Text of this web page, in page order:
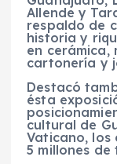
Allende y
respaldo de
historia y
en
cartonería y
Destacó
ésta
cultural de
Vaticano, los
5 millones